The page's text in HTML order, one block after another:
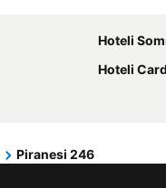
Hoteli
Hoteli
Piranesi 246